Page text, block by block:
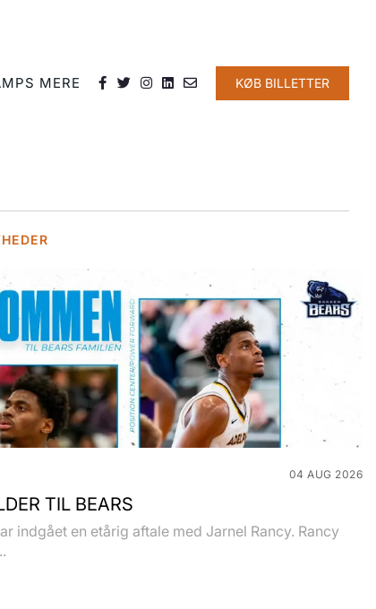
MERE KØB BILLETTER
04 AUG 2026
TIL BEARS
indgået en etårig aftale med Jarnel Rancy. Rancy